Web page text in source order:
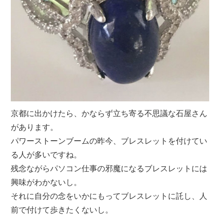
京都に出かけたら、かならず立ち寄る不思議な石屋さん
があります。
パワーストーンブームの昨今、ブレスレットを付けてい
る人が多いですね。
残念ながらパソコン仕事の邪魔になるブレスレットには
興味がわかないし。
それに自分の念をいかにもってブレスレットに託し、人
前で付けて歩きたくないし。